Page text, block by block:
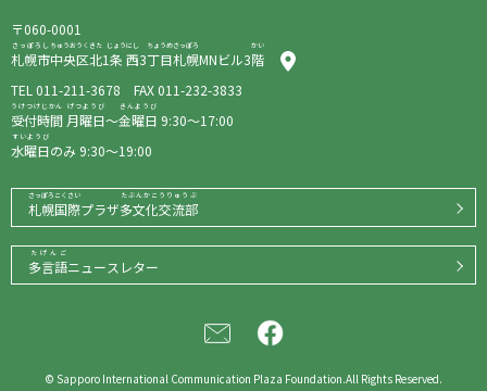
〒060-0001
札幌市
さっぽろし
中央区
ちゅうおうく
北
きた
1条
じょう
西
にし
3丁目
ちょうめ
札幌
さっぽろ
MNビル3階
かい
TEL 011-211-3678 FAX 011-232-3833
受付時間
うけつけじかん
月曜日
げつようび
～金曜日
きんようび
9:30〜17:00
水曜日
すいようび
のみ 9:30〜19:00
札幌国際
さっぽろこくさい
プラザ多文化交流部
たぶんかこうりゅうぶ
多言語
たげんご
ニュースレター
© Sapporo International Communication Plaza Foundation.All Rights Reserved.